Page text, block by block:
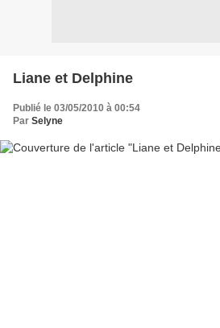
Liane et Delphine
Publié le 03/05/2010 à 00:54
Par Selyne